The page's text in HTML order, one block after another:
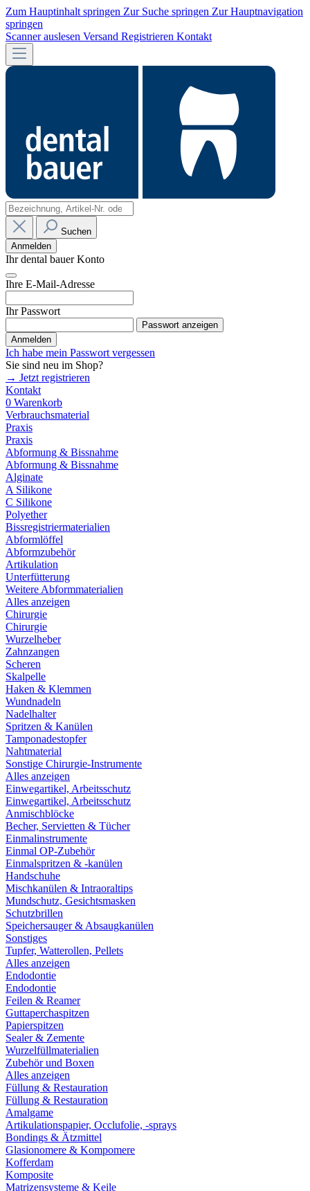
Zum Hauptinhalt springen Zur Suche springen Zur Hauptnavigation
springen
Scanner auslesen Versand Registrieren Kontakt
Suchen
Anmelden
Ihr dental bauer Konto
Ihre E-Mail-Adresse
Ihr Passwort
Passwort anzeigen
Anmelden
Ich habe mein Passwort vergessen
Sie sind neu im Shop?
→ Jetzt registrieren
Kontakt
0 Warenkorb
Verbrauchsmaterial
Praxis
Praxis
Abformung & Bissnahme
Abformung & Bissnahme
Alginate
A Silikone
C Silikone
Polyether
Bissregistriermaterialien
Abformlöffel
Abformzubehör
Artikulation
Unterfütterung
Weitere Abformmaterialien
Alles anzeigen
Chirurgie
Chirurgie
Wurzelheber
Zahnzangen
Scheren
Skalpelle
Haken & Klemmen
Wundnadeln
Nadelhalter
Spritzen & Kanülen
Tamponadestopfer
Nahtmaterial
Sonstige Chirurgie-Instrumente
Alles anzeigen
Einwegartikel, Arbeitsschutz
Einwegartikel, Arbeitsschutz
Anmischblöcke
Becher, Servietten & Tücher
Einmalinstrumente
Einmal OP-Zubehör
Einmalspritzen & -kanülen
Handschuhe
Mischkanülen & Intraoraltips
Mundschutz, Gesichtsmasken
Schutzbrillen
Speichersauger & Absaugkanülen
Sonstiges
Tupfer, Watterollen, Pellets
Alles anzeigen
Endodontie
Endodontie
Feilen & Reamer
Guttaperchaspitzen
Papierspitzen
Sealer & Zemente
Wurzelfüllmaterialien
Zubehör und Boxen
Alles anzeigen
Füllung & Restauration
Füllung & Restauration
Amalgame
Artikulationspapier, Occlufolie, -sprays
Bondings & Ätzmittel
Glasionomere & Kompomere
Kofferdam
Komposite
Matrizensysteme & Keile